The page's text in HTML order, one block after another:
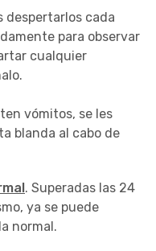
despertarlos cada
para observar
cualquier
vómitos, se les
blanda al cabo de
. Superadas las 24
ya se puede
normal.